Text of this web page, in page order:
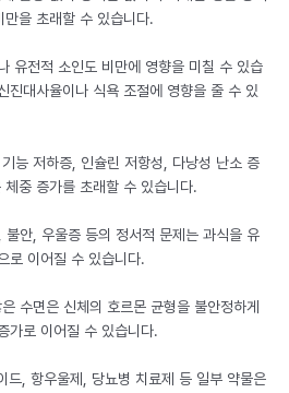
을 초래할 수 있습니다.
유전적 소인도 비만에 영향을 미칠 수 있습
진대사율이나 식욕 조절에 영향을 줄 수 있
능 저하증, 인슐린 저항성, 다낭성 난소 증
중 증가를 초래할 수 있습니다.
안, 우울증 등의 정서적 문제는 과식을 유
로 이어질 수 있습니다.
수면은 신체의 호르몬 균형을 불안정하게
가로 이어질 수 있습니다.
드, 항우울제, 당뇨병 치료제 등 일부 약물은